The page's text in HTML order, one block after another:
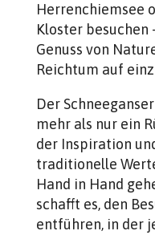
Herrenchiemsee
Kloster besuchen
Genuss von
Reichtum auf
Der
mehr als nur ein
der Inspiration
traditionelle
Hand in Hand
schafft es, den
entführen, in der